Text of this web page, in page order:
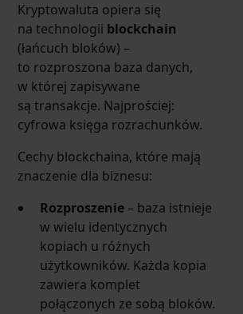
Kryptowaluta opiera się
na technologii blockchain
(łańcuch bloków) –
to rozproszona baza danych,
w której zapisywane
są transakcje. Najprościej:
cyfrowa księga rozrachunków.
Cechy blockchaina, które mają
znaczenie dla biznesu:
Rozproszenie – baza istnieje
w wielu identycznych
kopiach u różnych
użytkowników. Każda kopia
zawiera komplet
połączonych ze sobą bloków.